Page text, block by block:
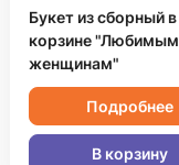
Букет из сборный в
корзине "Любимым
женщинам"
Подробнее
В корзину